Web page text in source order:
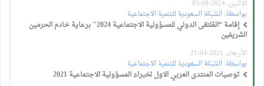
الاثنين, 2024-08-05
بواسطة:الشبكة السعودية للتنمية الاجتماعية
إقامة “المُلتقى الدولي للمسؤولية الاجتماعية 2024" برعاية خادم الحرمين
الشريفين
الأربعاء, 2021-04-21
بواسطة:الشبكة السعودية للتنمية الاجتماعية
توصيات المنتدى العربي الاول لخبراء المسؤولية الاجتماعية 2021